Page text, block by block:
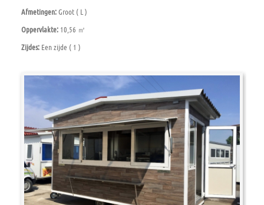
Afmetingen:Groot ( L )
Oppervlakte: 10,56 ㎡
Zijdes: Een zijde ( 1 )